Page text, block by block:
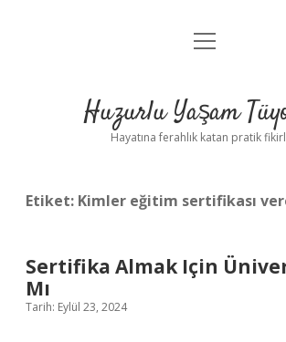
Anasayfa
Yasal Uyarı
menüyü
Huzurlu Yaşam
Hayatına ferahlık katan pratik
Etiket: Kimler eğitim sertifikası
Sertifika Almak Için
Mı
Tarih: Eylül 23, 2024